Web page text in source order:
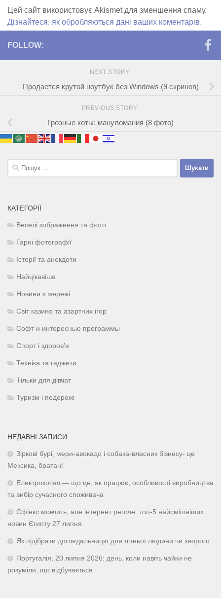
Цей сайт використовує Akismet для зменшення спаму.
Дізнайтеся, як обробляються дані ваших коментарів.
FOLLOW:
NEXT STORY
Продается крутой ноутбук без Windows (9 скринов)
PREVIOUS STORY
Грозные коты: мануломания (8 фото)
Пошук:
КАТЕГОРІЇ
Веселі зображення та фото
Гарні фотографії
Історії та анекдоти
Найцікавіше
Новини з мережі
Світ казино та азартних ігор
Софт и интересные программы
Спорт і здоров'я
Техніка та гаджети
Тільки для дівчат
Туризм і подорожі
НЕДАВНІ ЗАПИСИ
Зіркові бурі, мери-авокадо і собака-власник бізнесу- це
Мексика, братан!
Електрокотел — що це, як працює, особливості виробництва
та вибір сучасного споживача
Сфінкс мовчить, але інтернет регоче: топ-5 найсмішніших
новин Єгипту 27 липня
Як підібрати доглядальницю для літньої людини чи хворого
Португалія, 20 липня 2026: день, коли навіть чайки не
розуміли, що відбувається